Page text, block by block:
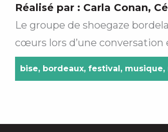
Réalisé par : Carla Conan,
Le groupe de shoegaze
cœurs lors d’une
bise, bordeaux, festival, musique,